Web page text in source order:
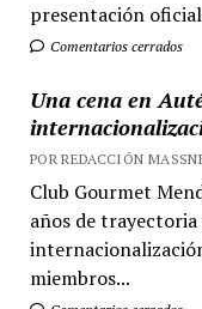
presentación
Comentarios cerrados
Una cena en
POR REDACCIÓN
Club Gourmet
años de
miembros...